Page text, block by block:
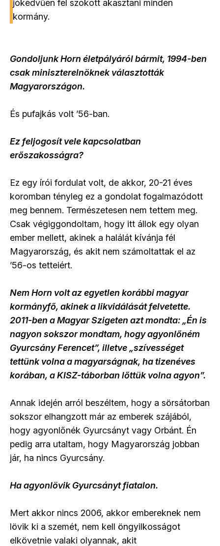
jókedvűen fel szokott akasztani minden
kormány.
Gondoljunk Horn életpályáról bármit, 1994-ben
csak miniszterelnöknek választották
Magyarországon.
És pufajkás volt ’56-ban.
Ez feljogosít vele kapcsolatban
erőszakosságra?
Ez egy írói fordulat volt, de akkor, 20-21 éves
koromban tényleg ez a gondolat fogalmazódott
meg bennem. Természetesen nem tettem meg.
Csak végiggondoltam, hogy itt állok egy olyan
ember mellett, akinek a halálát kívánja fél
Magyarország, és akit nem számoltattak el az
’56-os tetteiért.
Nem Horn volt az egyetlen korábbi magyar
kormányfő, akinek a likvidálását felvetette.
2011-ben a Magyar Szigeten azt mondta: „Én is
nagyon sokszor mondtam, hogy agyonlőném
Gyurcsány Ferencet”, illetve „szívességet
tettünk volna a magyarságnak, ha tizenéves
korában, a KISZ-táborban lőttük volna agyon”.
Annak idején arról beszéltem, hogy a sörsátorban
sokszor elhangzott már az emberek szájából,
hogy agyonlőnék Gyurcsányt vagy Orbánt. Én
pedig arra utaltam, hogy Magyarország jobban
jár, ha nincs Gyurcsány.
Ha agyonlövik Gyurcsányt fiatalon.
Mert akkor nincs 2006, akkor embereknek nem
lövik ki a szemét, nem kell öngyilkosságot
elkövetnie valaki olyannak, akit